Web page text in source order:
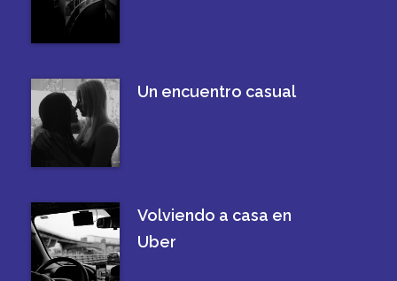
Un encuentro casual
Volviendo a casa en
Uber